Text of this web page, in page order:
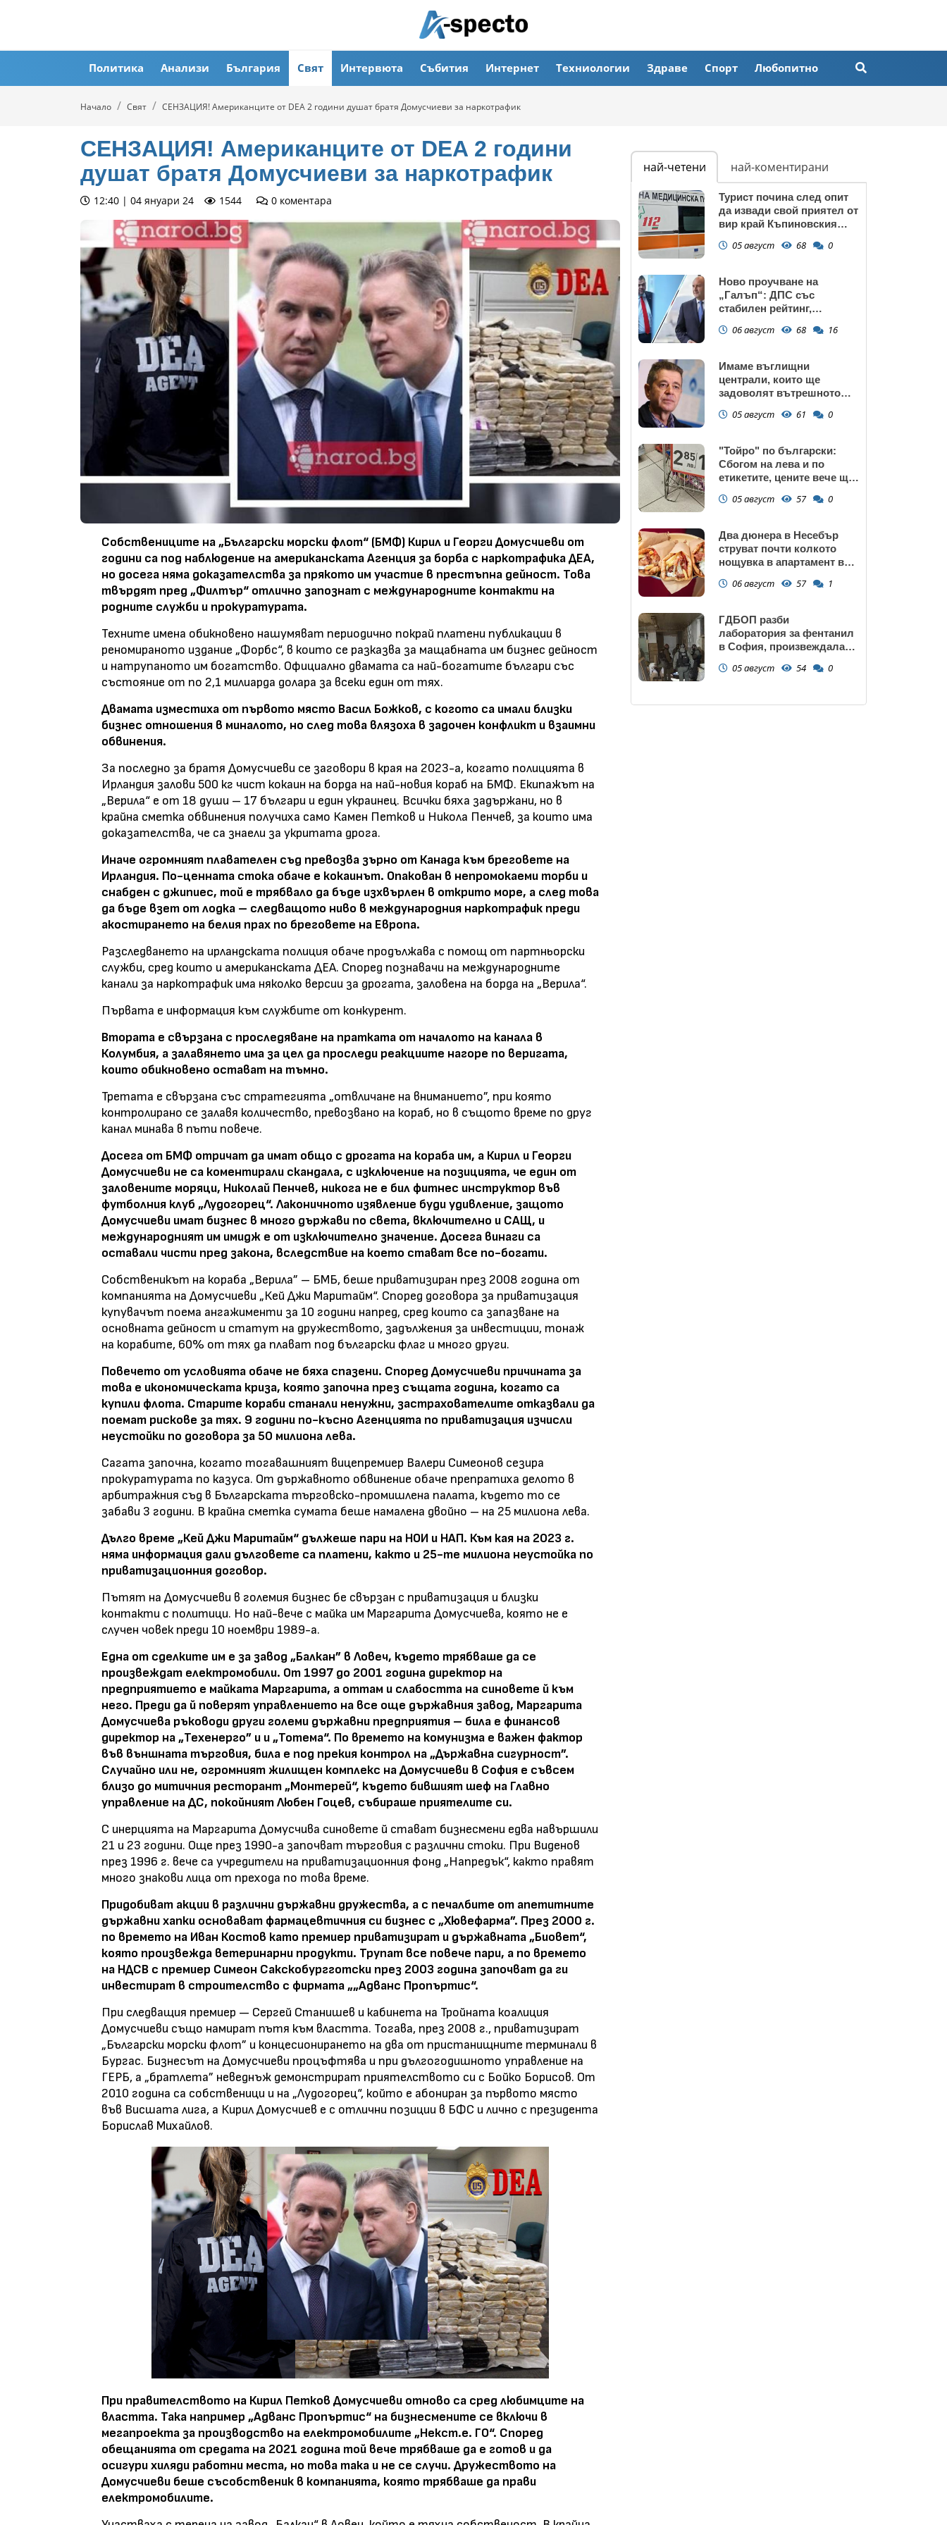
Политика Анализи България Свят Интервюта Събития Интернет Техниологии Здраве Спорт Любопитно
Начало Свят СЕНЗАЦИЯ! Американците от DEA 2 години душат братя Домусчиеви за наркотрафик
СЕНЗАЦИЯ! Американците от DEA 2 години
душат братя Домусчиеви за наркотрафик
12:40 | 04 януари 24 1544 0 коментара
Собствениците на „Български морски флот“ (БМФ) Кирил и Георги Домусчиеви от
години са под наблюдение на американската Агенция за борба с наркотрафика ДЕА,
но досега няма доказателства за прякото им участие в престъпна дейност. Това
твърдят пред „Филтър“ отлично запознат с международните контакти на
родните служби и прокуратурата.
Техните имена обикновено нашумяват периодично покрай платени публикации в
реномираното издание „Форбс“, в които се разказва за мащабната им бизнес дейност
и натрупаното им богатство. Официално двамата са най-богатите българи със
състояние от по 2,1 милиарда долара за всеки един от тях.
Двамата изместиха от първото място Васил Божков, с когото са имали близки
бизнес отношения в миналото, но след това влязоха в задочен конфликт и взаимни
обвинения.
За последно за братя Домусчиеви се заговори в края на 2023-а, когато полицията в
Ирландия залови 500 кг чист кокаин на борда на най-новия кораб на БМФ. Екипажът на
„Верила“ е от 18 души – 17 българи и един украинец. Всички бяха задържани, но в
крайна сметка обвинения получиха само Камен Петков и Никола Пенчев, за които има
доказателства, че са знаели за укритата дрога.
Иначе огромният плавателен съд превозва зърно от Канада към бреговете на
Ирландия. По-ценната стока обаче е кокаинът. Опакован в непромокаеми торби и
снабден с джипиес, той е трябвало да бъде изхвърлен в открито море, а след това
да бъде взет от лодка – следващото ниво в международния наркотрафик преди
акостирането на белия прах по бреговете на Европа.
Разследването на ирландската полиция обаче продължава с помощ от партньорски
служби, сред които и американската ДЕА. Според познавачи на международните
канали за наркотрафик има няколко версии за дрогата, заловена на борда на „Верила“.
Първата е информация към службите от конкурент.
Втората е свързана с проследяване на пратката от началото на канала в
Колумбия, а залавянето има за цел да проследи реакциите нагоре по веригата,
които обикновено остават на тъмно.
Третата е свързана със стратегията „отвличане на вниманието”, при която
контролирано се залавя количество, превозвано на кораб, но в същото време по друг
канал минава в пъти повече.
Досега от БМФ отричат да имат общо с дрогата на кораба им, а Кирил и Георги
Домусчиеви не са коментирали скандала, с изключение на позицията, че един от
заловените моряци, Николай Пенчев, никога не е бил фитнес инструктор във
футболния клуб „Лудогорец“. Лаконичното изявление буди удивление, защото
Домусчиеви имат бизнес в много държави по света, включително и САЩ, и
международният им имидж е от изключително значение. Досега винаги са
оставали чисти пред закона, вследствие на което стават все по-богати.
Собственикът на кораба „Верила” – БМБ, беше приватизиран през 2008 година от
компанията на Домусчиеви „Кей Джи Маритайм“. Според договора за приватизация
купувачът поема ангажименти за 10 години напред, сред които са запазване на
основната дейност и статут на дружеството, задължения за инвестиции, тонаж
на корабите, 60% от тях да плават под български флаг и много други.
Повечето от условията обаче не бяха спазени. Според Домусчиеви причината за
това е икономическата криза, която започна през същата година, когато са
купили флота. Старите кораби станали ненужни, застрахователите отказвали да
поемат рискове за тях. 9 години по-късно Агенцията по приватизация изчисли
неустойки по договора за 50 милиона лева.
Сагата започна, когато тогавашният вицепремиер Валери Симеонов сезира
прокуратурата по казуса. От държавното обвинение обаче препратиха делото в
арбитражния съд в Българската търговско-промишлена палата, където то се
забави 3 години. В крайна сметка сумата беше намалена двойно – на 25 милиона лева.
Дълго време „Кей Джи Маритайм“ дължеше пари на НОИ и НАП. Към кая на 2023 г.
няма информация дали дълговете са платени, както и 25-те милиона неустойка по
приватизационния договор.
Пътят на Домусчиеви в големия 6изнес бе свързан с приватизация и близки
контакти с политици. Но най-вече с майка им Маргарита Домусчиева, която не е
случен човек преди 10 ноември 1989-а.
Една от сделките им е за завод „Балкан” в Ловеч, където трябваше да се
произвеждат електромобили. От 1997 до 2001 година директор на
предприятието е майката Маргарита, а оттам и слабостта на синовете й към
него. Преди да й поверят управлението на все още държавния завод, Маргарита
Домусчиева ръководи други големи държавни предприятия – била е финансов
директор на „Техенерго” и и „Тотема“. По времето на комунизма е важен фактор
във външната търговия, била е под прекия контрол на „Държавна сигурност”.
Случайно или не, огромният жилищен комплекс на Домусчиеви в София е съвсем
близо до митичния ресторант „Монтерей“, където бившият шеф на Главно
управление на ДС, покойният Любен Гоцев, събираше приятелите си.
С инерцията на Маргарита Домусчива синовете й стават бизнесмени едва навършили
21 и 23 години. Още през 1990-а започват търговия с различни стоки. При Виденов
през 1996 г. вече са учредители на приватизационния фонд „Напредък“, както правят
много знакови лица от прехода по това време.
Придобиват акции в различни държавни дружества, а с печалбите от апетитните
държавни хапки основават фармацевтичния си бизнес с „Хювефарма”. През 2000 г.
по времето на Иван Костов като премиер приватизират и държавната „Биовет“,
която произвежда ветеринарни продукти. Трупат все повече пари, а по времето
на НДСВ с премиер Симеон Сакскобургготски през 2003 година започват да ги
инвестират в строителство с фирмата „„Адванс Пропъртис“.
При следващия премиер — Сергей Станишев и кабинета на Тройната коалиция
Домусчиеви също намират пътя към властта. Тогава, през 2008 г., приватизират
„Български морски флот” и концесионирането на два от пристанищните терминали в
Бургас. Бизнесът на Домусчиеви процъфтява и при дългогодишното управление на
ГЕРБ, а „братлета” неведнъж демонстрират приятелството си с Бойко Борисов. От
2010 година са собственици и на „Лудогорец“, който е абониран за първото място
във Висшата лига, а Кирил Домусчиев е с отлични позиции в БФС и лично с президента
Борислав Михайлов.
При правителството на Кирил Петков Домусчиеви отново са сред любимците на
властта. Така например „Адванс Пропъртис“ на бизнесмените се включи в
мегапроекта за производство на електромобилите „Некст.е. ГО“. Според
обещанията от средата на 2021 година той вече трябваше да е готов и да
осигури хиляди работни места, но това така и не се случи. Дружеството на
Домусчиеви беше съсобственик в компанията, която трябваше да прави
електромобилите.
най-четени най-коментирани
Турист почина след опит
да извади свой приятел от
вир край Къпиновския
05 август 68 0
Ново проучване на
„Галъп“: ДПС със
стабилен рейтинг,
запазва
06 август 68 16
Имаме въглищни
централи, които ще
задоволят вътрешното
05 август 61 0
"Тойро" по български:
Сбогом на лева и по
етикетите, цените вече ще
05 август 57 0
Два дюнера в Несебър
струват почти колкото
нощувка в апартамент в
06 август 57 1
ГДБОП разби
лаборатория за фентанил
в София, произвеждала
(снимки)
05 август 54 0